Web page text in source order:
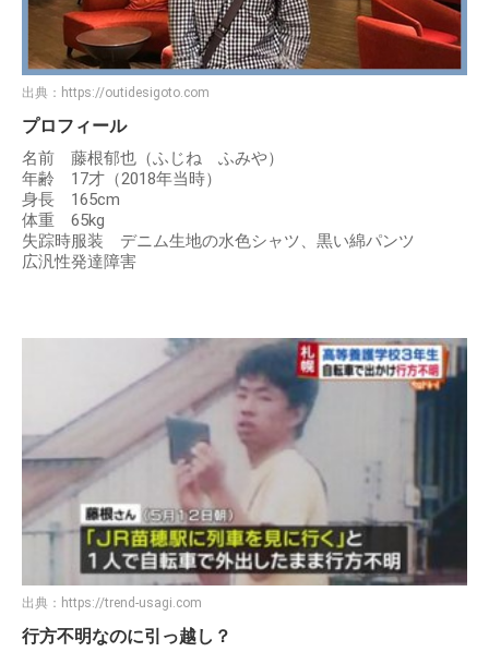
出典： https://outidesigoto.com
プロフィール
名前 藤根郁也（ふじね ふみや）
年齢 17才（2018年当時）
身長 165cm
体重 65kg
失踪時服装 デニム生地の水色シャツ、黒い綿パンツ
広汎性発達障害
出典： https://trend-usagi.com
行方不明なのに引っ越し？